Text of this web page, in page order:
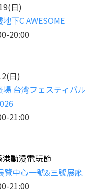
日)
下C AWESOME
20:00
日)
台湾フェスティバル
21:00
港動漫電玩節
覽中心一號&三號展廳
21:00